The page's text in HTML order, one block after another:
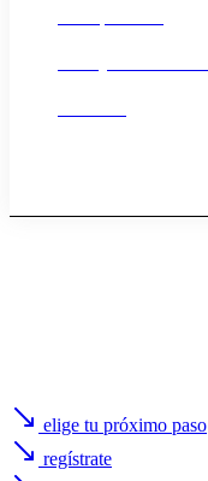
elige tu próximo paso
regístrate